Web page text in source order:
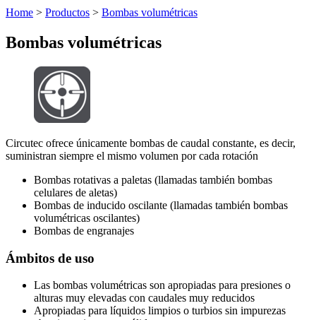
Home > Productos > Bombas volumétricas
Bombas volumétricas
Circutec ofrece únicamente bombas de caudal constante, es decir,
suministran siempre el mismo volumen por cada rotación
Bombas rotativas a paletas (llamadas también bombas
celulares de aletas)
Bombas de inducido oscilante (llamadas también bombas
volumétricas oscilantes)
Bombas de engranajes
Ámbitos de uso
Las bombas volumétricas son apropiadas para presiones o
alturas muy elevadas con caudales muy reducidos
Apropiadas para líquidos limpios o turbios sin impurezas